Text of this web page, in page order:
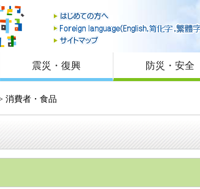
震災・復興 防災・安全
消費者・食品